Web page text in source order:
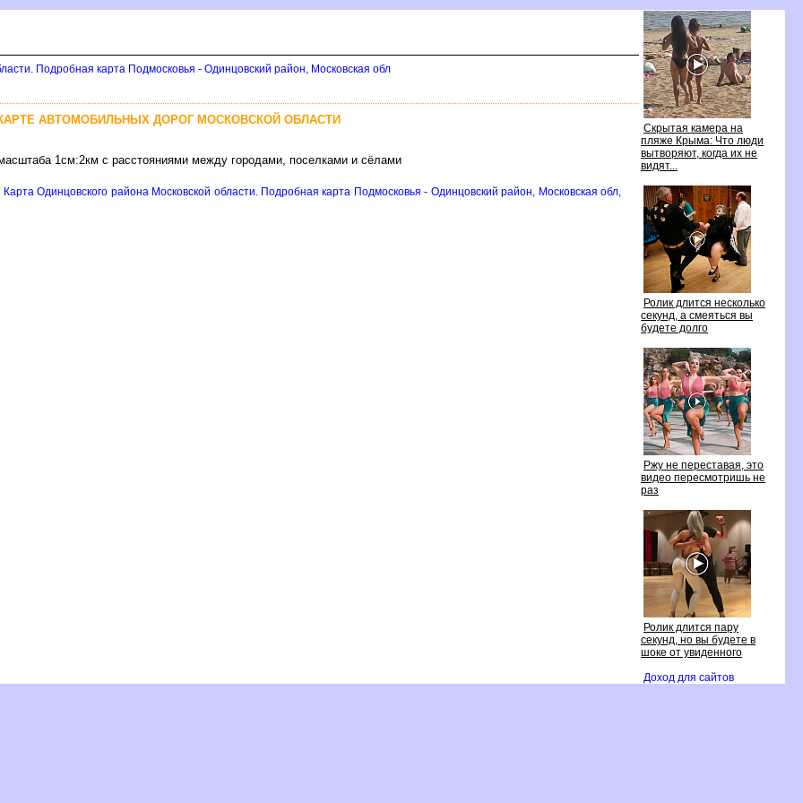
Скрытая камера на
пляже Крыма: Что люди
ытворяют, когда их не
идят...
Ролик длится несколько
секунд, а смеяться вы
удете долго
Ржу не переставая, это
идео пересмотришь не
раз
Ролик длится пару
секунд, но вы будете
шоке от увиденного
Доход для сайто
Подробная карта Подмосковья - Одинцовский район, Московская обл
АВТОМОБИЛЬНЫХ ДОРОГ МОСКОВСКОЙ ОБЛАСТИ
1см:2км с расстояниями между городами, поселками и сёлами
Карта Одинцовского района Московской области. Подробная карта Подмосковья - Одинцовский район, Московская обл,